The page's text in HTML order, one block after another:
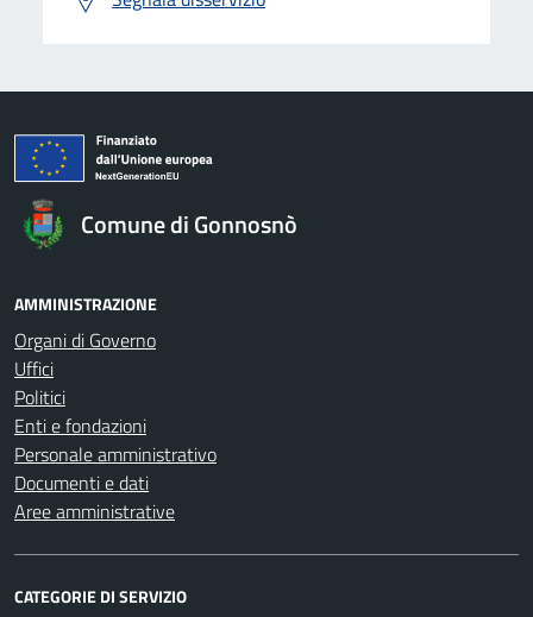
Comune di Gonnosnò
AMMINISTRAZIONE
Organi di Governo
Uffici
Politici
Enti e fondazioni
Personale amministrativo
Documenti e dati
Aree amministrative
CATEGORIE DI SERVIZIO